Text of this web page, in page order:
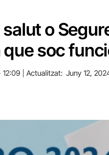
o
soc
12:09 Actualitzat: Juny 12,